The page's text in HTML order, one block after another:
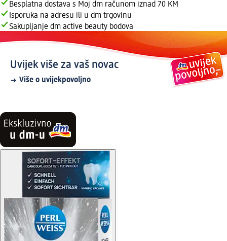
Besplatna dostava s Moj dm računom iznad 70 KM
Isporuka na adresu ili u dm trgovinu
Sakupljanje dm active beauty bodova
Uvijek više za vaš novac
Više o uvijekpovoljno